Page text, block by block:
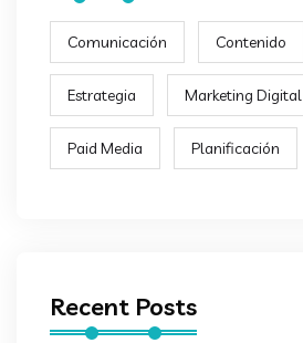
Comunicación Contenido
Estrategia Marketing Digital
Paid Media Planificación
Recent Posts